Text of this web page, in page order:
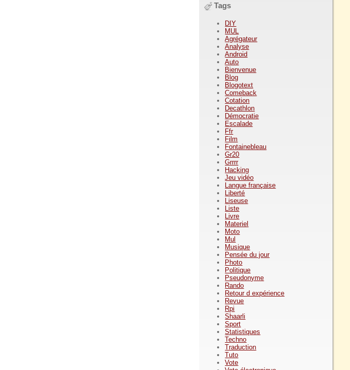
Tags
DIY
MUL
Agrégateur
Analyse
Android
Auto
Bienvenue
Blog
Blogotext
Comeback
Cotation
Decathlon
Démocratie
Escalade
Ffr
Film
Fontainebleau
Gr20
Grrrr
Hacking
Jeu vidéo
Langue française
Liberté
Liseuse
Liste
Livre
Materiel
Moto
Mul
Musique
Pensée du jour
Photo
Politique
Pseudonyme
Rando
Retour d expérience
Revue
Rpi
Shaarli
Sport
Statistiques
Techno
Traduction
Tuto
Vote